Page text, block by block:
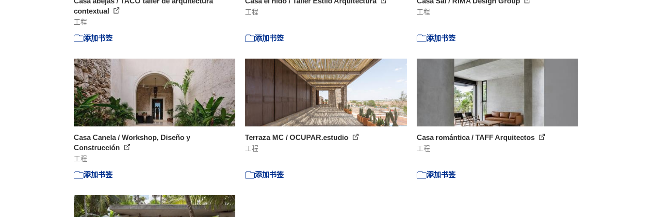
contextual
工程
添加书签
工程
添加书签
工程
添加书签
Casa Canela / Workshop, Diseño y
Construcción
工程
添加书签
Terraza MC / OCUPAR.estudio
工程
添加书签
Casa romántica / TAFF Arquitectos
工程
添加书签